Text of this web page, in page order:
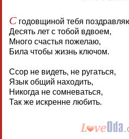
Сгодовщиной тебя
Десять лет с тобой вдвоем,
Много счастья пожелаю,
Била чтобы жизнь ключом.
Ссор не видеть, не ругаться,
Язык общий находить,
Никогда не сомневаться,
Так же искренне любить.